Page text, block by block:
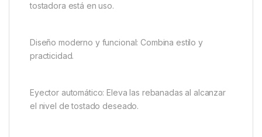
tostadora está en uso.
Diseño moderno y funcional: Combina estilo y
practicidad.
Eyector automático: Eleva las rebanadas al alcanzar
el nivel de tostado deseado.